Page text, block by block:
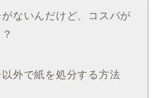
がないんだけど、コスパが
以外で紙を処分する方法